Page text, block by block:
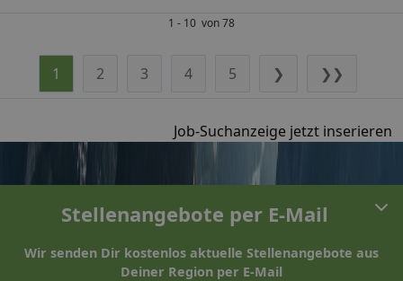
1 - 10 von 78
1 2 3 4 5 ❯ ❯❯
Job-Suchanzeige jetzt inserieren
Stellenangebote per E-Mail
Wir senden Dir kostenlos aktuelle Stellenangebote aus
Deiner Region per E-Mail